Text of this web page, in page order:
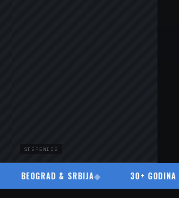
STEPENICE
BEOGRAD & SRBIJA◆ 30+ GODINA